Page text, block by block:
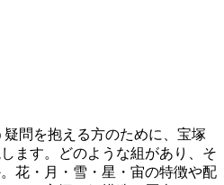
疑問を抱える方のために、宝塚
ます。どのような組があり、そ
花・月・雪・星・宙の特徴や配